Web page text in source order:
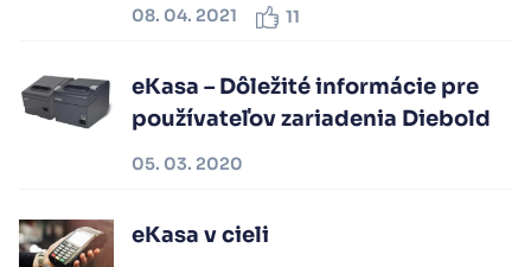
08. 04. 2021 11
eKasa – Dôležité informácie pre
používateľov zariadenia Diebold
05. 03. 2020
eKasa v cieli